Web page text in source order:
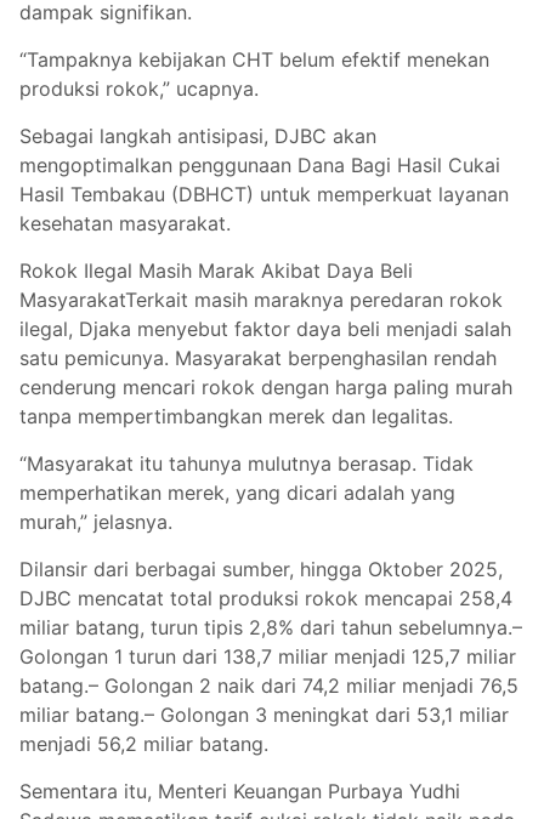
dampak signifikan.
“Tampaknya kebijakan CHT belum efektif menekan
produksi rokok,” ucapnya.
Sebagai langkah antisipasi, DJBC akan
mengoptimalkan penggunaan Dana Bagi Hasil Cukai
Hasil Tembakau (DBHCT) untuk memperkuat layanan
kesehatan masyarakat.
Rokok Ilegal Masih Marak Akibat Daya Beli
MasyarakatTerkait masih maraknya peredaran rokok
ilegal, Djaka menyebut faktor daya beli menjadi salah
satu pemicunya. Masyarakat berpenghasilan rendah
cenderung mencari rokok dengan harga paling murah
tanpa mempertimbangkan merek dan legalitas.
“Masyarakat itu tahunya mulutnya berasap. Tidak
memperhatikan merek, yang dicari adalah yang
murah,” jelasnya.
Dilansir dari berbagai sumber, hingga Oktober 2025,
DJBC mencatat total produksi rokok mencapai 258,4
miliar batang, turun tipis 2,8% dari tahun sebelumnya.–
Golongan 1 turun dari 138,7 miliar menjadi 125,7 miliar
batang.– Golongan 2 naik dari 74,2 miliar menjadi 76,5
miliar batang.– Golongan 3 meningkat dari 53,1 miliar
menjadi 56,2 miliar batang.
Sementara itu, Menteri Keuangan Purbaya Yudhi